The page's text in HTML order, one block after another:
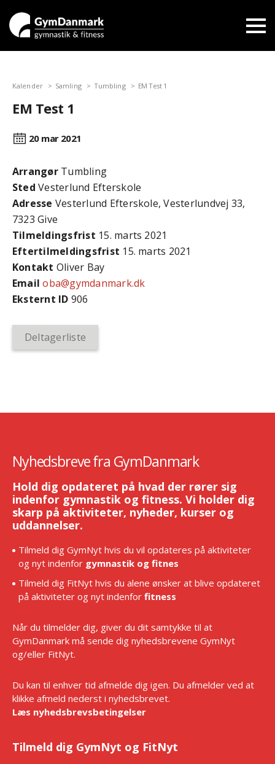
Kalender Samling Tumbling EM Test 1
EM Test 1
20 mar 2021
ArrangørTumbling
Sted Vesterlund Efterskole
Adresse Vesterlund Efterskole, Vesterlundvej 33,
7323 Give
Tilmeldingsfrist 15. marts 2021
Efter­tilmeldings­frist 15. marts 2021
Kontakt Oliver Bay
Email oba@gymdanmark.dk
Eksternt ID 906
Deltagerliste
Nyhedsbreve fra GymDanmark
Hold dig opdateret på hvad der rører sig
indenfor gymnastik og fitness. Vi holder dig
skarp på aktiviteter, nyheder, kurser og
uddannelser.
Tilmeld dig GymNyt hvis du vil opdateres på aktiviteter
og nyt indenfor gymnastik og fitnes
Tilmeld dig FitNyt hvis du alene ønsker at blive opdateret
på aktiviteter og nyt indenfor fitness
Når du tilmelder dig, giver du dit samtykke til at
GymDanmark må sende dig nyhedsbrevene GymNyt
og/eller FitNyt.
Du kan til enhver tid afmelde dig igen. Du afmelder ved at
klikke afmeld nederst i nyhedsbrevet.
Læs nyhedsbrevsbetingelser
Tilmeld dig GymNyt og FitNyt